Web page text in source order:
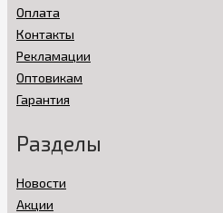
Оплата
Контакты
Рекламации
Оптовикам
Гарантия
Разделы
Новости
Акции